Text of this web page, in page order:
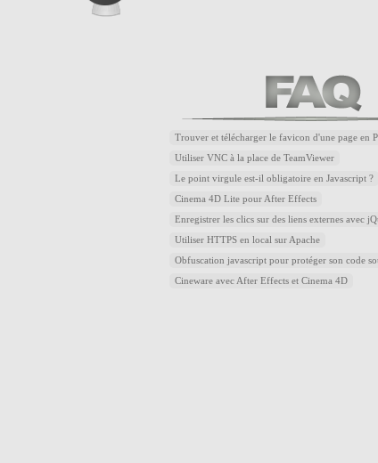
Trouver et télécharger le favicon d'une page en
Utiliser VNC à la place de TeamViewer
Le point virgule est-il obligatoire en Javascript ?
Cinema 4D Lite pour After Effects
Enregistrer les clics sur des liens externes avec
Utiliser HTTPS en local sur Apache
Obfuscation javascript pour protéger son code
Cineware avec After Effects et Cinema 4D